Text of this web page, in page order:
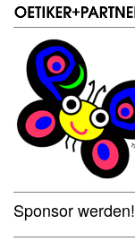
Sponsor werden!